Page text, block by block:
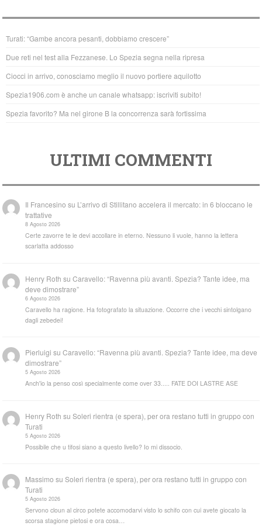
e
b
o
o
k
er s
A
p
p
Turati: “Gambe ancora pesanti, dobbiamo crescere”
Due reti nel test alla Fezzanese. Lo Spezia segna nella ripresa
Ciocci in arrivo, conosciamo meglio il nuovo portiere aquilotto
Spezia1906.com è anche un canale whatsapp: iscriviti subito!
Spezia favorito? Ma nel girone B la concorrenza sarà fortissima
ULTIMI COMMENTI
Il Francesino su L’arrivo di Stillitano accelera il mercato: in 6 bloccano le
trattative
8 Agosto 2026
Certe zavorre te le devi accollare in eterno. Nessuno li vuole, hanno la lettera
scarlatta addosso
Henry Roth suCaravello: “Ravenna più avanti. Spezia? Tante idee, ma
deve dimostrare”
6 Agosto 2026
Caravello ha ragione. Ha fotografato la situazione. Occorre che i vecchi sintolgano
dagli zebedei!
Pierluigi suCaravello: “Ravenna più avanti. Spezia? Tante idee, ma deve
dimostrare”
5 Agosto 2026
Anch'io la penso così specialmente come over 33..... FATE DOI LASTRE ASE
Henry Roth suSoleri rientra (e spera), per ora restano tutti in gruppo con
Turati
5 Agosto 2026
Possibile che u tifosi siano a questo livello? Io mi dissocio.
Massimo suSoleri rientra (e spera), per ora restano tutti in gruppo con
Turati
5 Agosto 2026
Servono cloun al circo potete accomodarvi visto lo schifo con cui avete giocato la
scorsa stagione pietosi e ora cosa…